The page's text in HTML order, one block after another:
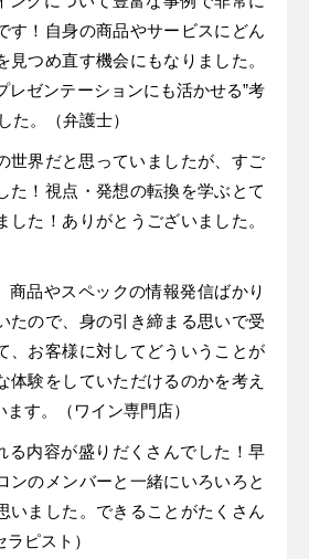
す！自身の商品やサービスにどん
見つめ直す機会にもなりました。
レゼンテーションにも活かせる”考
た。（弁護士）
世界だと思っていましたが、すご
た！視点・発想の転換を学ぶとて
した！ありがとうございました。
商品やスペックの情報発信ばかり
たので、身の引き締まる思いで受
、お客様に対してどういうことが
体験をしていただけるのかを考え
す。（ワイン専門店）
る内容が盛りだくさんでした！早
ンのメンバーと一緒にいろいろと
いました。できることがたくさん
ピスト）